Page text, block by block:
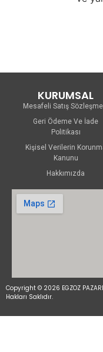
KURUMSAL
Mesafeli Satış
Geri Ödeme Ve İade
Politikası
Kişisel Verilerin
Kanunu
Hakkımızda
Copyright © 2026 EGZOZ
Hakları Saklıdır.